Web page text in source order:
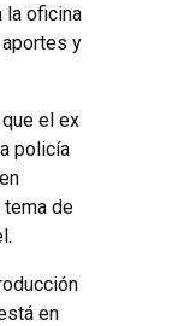
la oficina
y
el ex
policía
de
en